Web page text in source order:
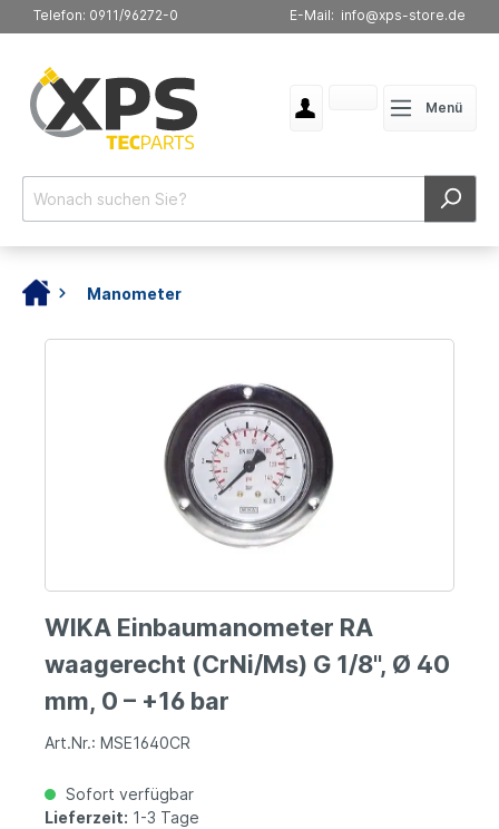
Telefon: 0911/96272-0 E-Mail: info@xps-store.de
Menü
Manometer
WIKA Einbaumanometer RA
waagerecht (CrNi/Ms) G 1/8", Ø 40
mm, 0 – +16 bar
Art.Nr.: MSE1640CR
Sofort verfügbar
Lieferzeit: 1-3 Tage